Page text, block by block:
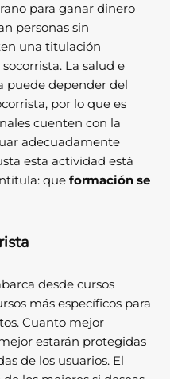
para ganar dinero
personas sin
una titulación
La salud e
puede depender del
por lo que es
cuenten con la
adecuadamente
esta actividad está
que formación se
desde cursos
más específicos para
Cuanto mejor
estarán protegidas
de los usuarios. El